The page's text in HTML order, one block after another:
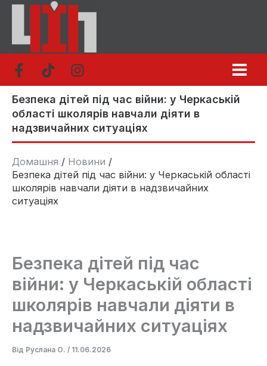
Перейти
вмісту
Безпека дітей під час війни: у Черкаській
області школярів навчали діяти в
надзвичайних ситуаціях
Домашня
Новини
Безпека дітей під час війни: у Черкаській області
школярів навчали діяти в надзвичайних
ситуаціях
Безпека дітей під час
війни: у Черкаській області
школярів навчали діяти в
надзвичайних ситуаціях
Від Руслана О. / 11.06.2026